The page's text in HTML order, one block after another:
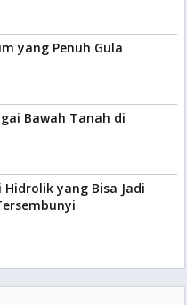
yang Penuh Gula
Bawah Tanah di
yang Bisa Jadi